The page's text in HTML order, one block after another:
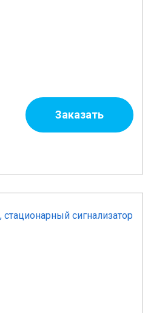
Заказать